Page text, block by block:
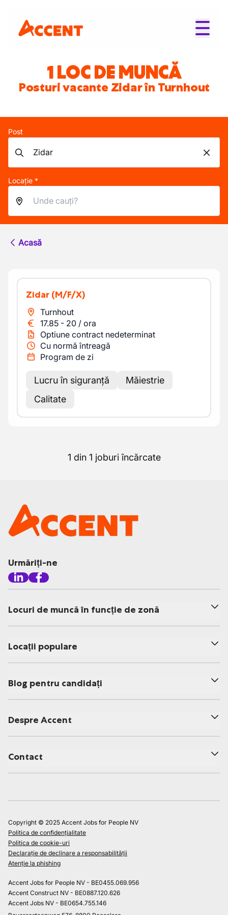
1 LOC DE MUNCĂ
Posturi vacante Zidar în Turnhout
Post
Locație *
Acasă
Zidar (M/F/X)
Turnhout
17.85 - 20 / ora
Optiune contract nedeterminat
Cu normă întreagă
Program de zi
Lucru în siguranță
Măiestrie
Calitate
1 din 1 joburi încărcate
Urmăriți-ne
Locuri de muncă în funcție de zonă
Locații populare
Blog pentru candidați
Despre Accent
Contact
Copyright © 2025 Accent Jobs for People NV
Politica de confidențialitate
Politica de cookie-uri
Declarație de declinare a responsabilității
Atenție la phishing
Accent Jobs for People NV - BE0455.069.956
Accent Construct NV - BE0887.120.626
Accent Jobs NV - BE0654.755.146